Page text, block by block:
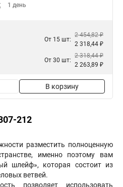
1 день
От 15 шт:
2 454,82 ₽
2 318,44 ₽
От 30 шт:
2 318,44 ₽
2 263,89 ₽
В корзину
212
разместить полноценную
именно поэтому вам
шлейф», которая состоит из
ветвей.
позволяет использовать